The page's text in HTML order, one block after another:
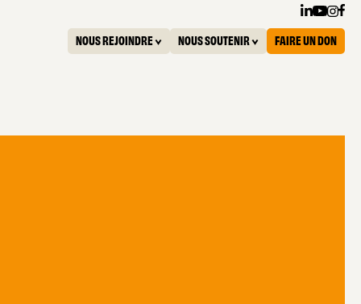
NOUS REJOINDRE NOUS SOUTENIR FAIRE UN DON